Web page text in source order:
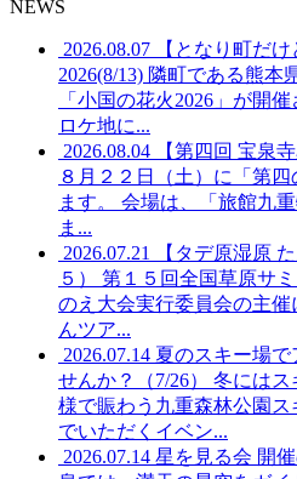
NEWS
2026.08.07
【となり町だ
2026(8/13) 隣町である熊本
「小国の花火2026」が開
ロケ地に...
2026.08.04
【第四回 宝泉
８月２２日（土）に「第
ます。 会場は、「旅館九
ま...
2026.07.21
【タデ原湿原
５）
第１５回全国草原サ
のえ大会実行委員会の主
んツア...
2026.07.14 夏のスキー場で
せんか？（7/26）
冬にはス
様で賑わう九重森林公園
でいただくイベン...
2026.07.14 星を見る会 開催